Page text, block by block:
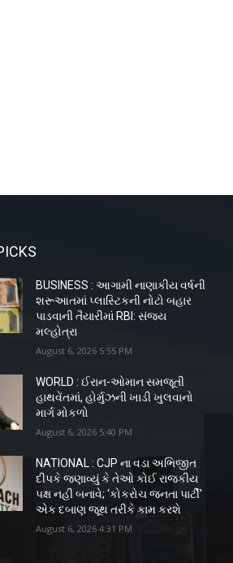
BUSINESS : આગામી નાણાકીય વર્ષની
શરૂઆતમાં પ્લાસ્ટિકની નોટો બહાર
પાડવાની તૈયારીમાં RBI: સંજય
મલ્હોત્રા
August 6, 2026 5:55 PM
WORLD : ઈરાન-ઓમાન સમજૂતી
હાથવેંતમાં, હોર્મુઝની ખાડી ખુલવાનો
માર્ગ મોકળો
August 6, 2026 5:40 PM
NATIONAL : CJP ના વડા અભિજીત
દીપકે જણાવ્યું કે તેઓ કોઈ રાજકીય
પક્ષ નહીં બનાવે; ‘કોકરોચ જનતા પાર્ટી’
એક દબાણ જૂથ તરીકે કામ કરશે
August 6, 2026 4:31 PM